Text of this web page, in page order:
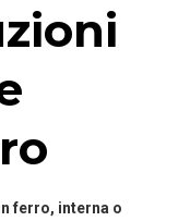
ferro, interna o